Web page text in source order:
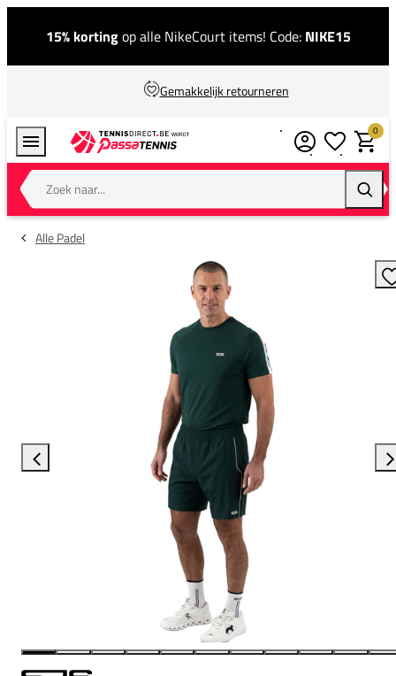
15% kortingop alle NikeCourt items! Code: NIKE15
Gemakkelijk retourneren
Zoek naar...
0
Alle Padel